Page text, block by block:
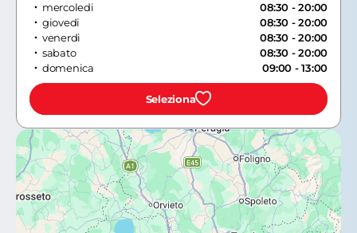
mercoledi
08:30 - 20:00
giovedi
08:30 - 20:00
venerdi
08:30 - 20:00
sabato
08:30 - 20:00
domenica
09:00 - 13:00
Seleziona